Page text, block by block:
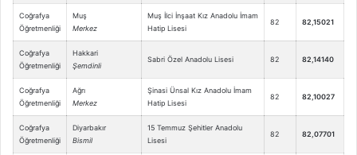
Coğrafya
Öğretmenliği
Muş
Merkez
Muş İlci İnşaat Kız Anadolu İmam
Hatip Lisesi
82 82,15021
Coğrafya
Öğretmenliği
Hakkari
Şemdinli
Sabri Özel Anadolu Lisesi 82 82,14140
Coğrafya
Öğretmenliği
Ağrı
Merkez
Şinasi Ünsal Kız Anadolu İmam
Hatip Lisesi
82 82,10027
Coğrafya
Öğretmenliği
Diyarbakır
Bismil
15 Temmuz Şehitler Anadolu
Lisesi
82 82,07701